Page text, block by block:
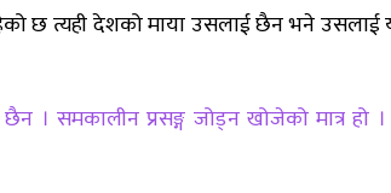
छ त्यही देशको माया उसलाई छैन भने
छैन । समकालीन प्रसङ्ग जोड्न खोजेको मात्र